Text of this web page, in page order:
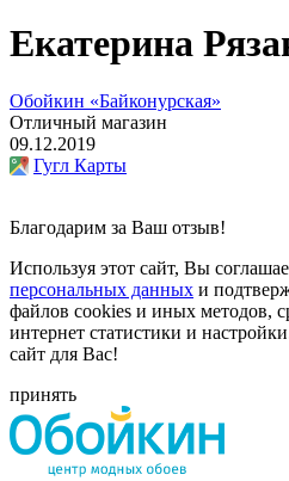
Екатерина
Обойкин «Байконурская»
Отличный магазин
09.12.2019
Гугл Карты
Благодарим за Ваш отзыв!
Используя этот сайт, Вы
персональных данных и
файлов cookies и иных методов,
интернет статистики и
сайт для Вас!
принять